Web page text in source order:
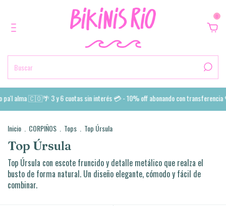
0
pa'l alma 🇨🇴🌴 3 y 6 cuotas sin interés 💳 - 10% off abonando con transferencia
Inicio CORPIÑOS Tops Top Úrsula
Top Úrsula
Top Úrsula con escote fruncido y detalle metálico que realza el
busto de forma natural. Un diseño elegante, cómodo y fácil de
combinar.